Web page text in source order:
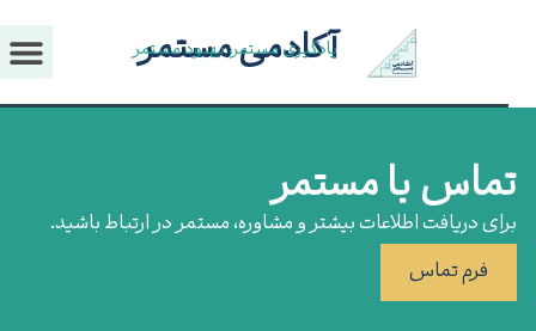
آکادمی مستمر
یادگیری مستمر، بهبود مستمر
با مستمر
دریافت اطلاعات بیشتر و مشاوره، مستمر در ارتباط باشید.
فرم تماس